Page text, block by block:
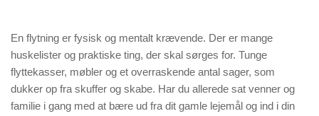
En flytning er fysisk og mentalt krævende. Der er mange
huskelister og praktiske ting, der skal sørges for. Tunge
flyttekasser, møbler og et overraskende antal sager, som
dukker op fra skuffer og skabe. Har du allerede sat venner og
familie i gang med at bære ud fra dit gamle lejemål og ind i din